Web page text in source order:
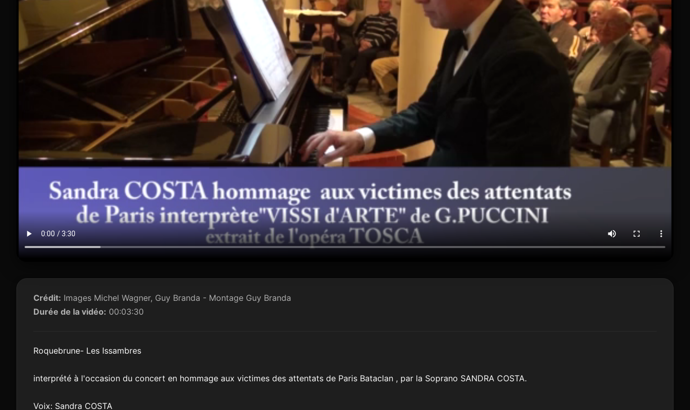
Crédit: Images Michel Wagner, Guy Branda - Montage Guy Branda
Durée de la vidéo: 00:03:30
Roquebrune- Les Issambres
interprété à l'occasion du concert en hommage aux victimes des attentats de Paris Bataclan , par la Soprano SANDRA COSTA.
Voix: Sandra COSTA